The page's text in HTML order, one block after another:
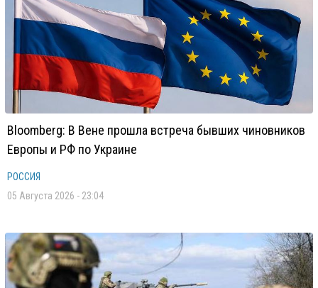
Bloomberg: В Вене прошла встреча бывших чиновников
Европы и РФ по Украине
РОССИЯ
05 Августа 2026 - 23:04